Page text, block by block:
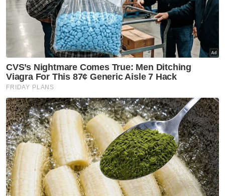
Bagaiamanpun katanya, kerajaan memilih
pendekatan subsidi bersasar bagi
memastikan golongan yang memerlukan
terus menerima perlindungan.
"Apabila krisis Asia Barat menyebabkan harga
minyak dunia meningkat dan rantaian bekalan